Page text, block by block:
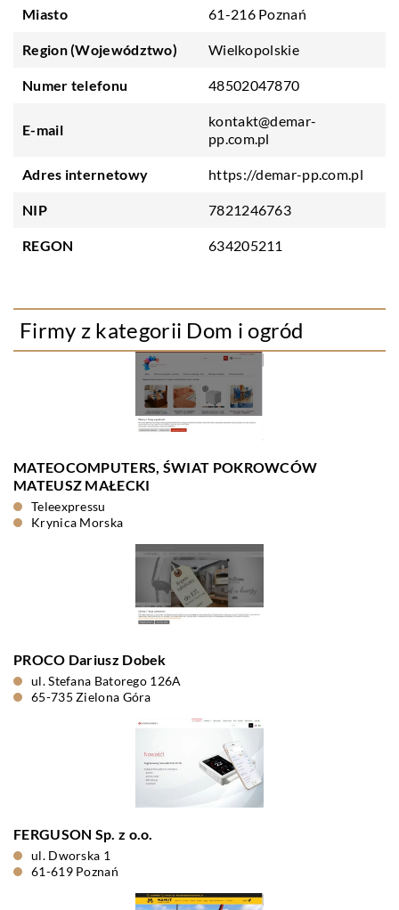
Miasto 61-216 Poznań
Region (Województwo) Wielkopolskie
Numer telefonu 48502047870
E-mail
kontakt@demar-
pp.com.pl
Adres internetowy https://demar-pp.com.pl
NIP 7821246763
REGON 634205211
Firmy z kategorii Dom i ogród
MATEOCOMPUTERS, ŚWIAT POKROWCÓW
MATEUSZ MAŁECKI
Teleexpressu
Krynica Morska
PROCO Dariusz Dobek
ul. Stefana Batorego 126A
65-735 Zielona Góra
FERGUSON Sp. z o.o.
ul. Dworska 1
61-619 Poznań